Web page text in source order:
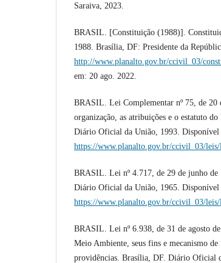
Saraiva, 2023.
BRASIL. [Constituição (1988)].
1988. Brasília, DF: Presidente da
http://www.planalto.gov.br/ccivil_03/
em: 20 ago. 2022.
BRASIL. Lei Complementar nº 75, de 20
organização, as atribuições e o estatuto
Diário Oficial da União, 1993. Disponível
https://www.planalto.gov.br/ccivil_03/
BRASIL. Lei nº 4.717, de 29 de junho de
Diário Oficial da União, 1965. Disponível
https://www.planalto.gov.br/ccivil_03/
BRASIL. Lei nº 6.938, de 31 de agosto
Meio Ambiente, seus fins e mecanismo
providências. Brasília, DF. Diário Oficial